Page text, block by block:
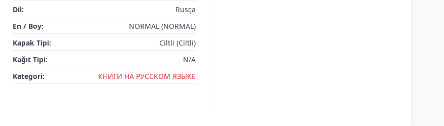
Dil:
Rusça
En / Boy:
NORMAL (NORMAL)
Kapak Tipi:
Ciltli (Ciltli)
Kağıt Tipi:
N/A
Kategori:
КНИГИ НА РУССКОМ ЯЗЫКЕ